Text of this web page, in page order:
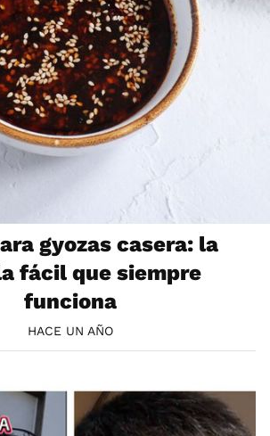
gyozas casera: la
fácil que siempre
funciona
HACE UN AÑO